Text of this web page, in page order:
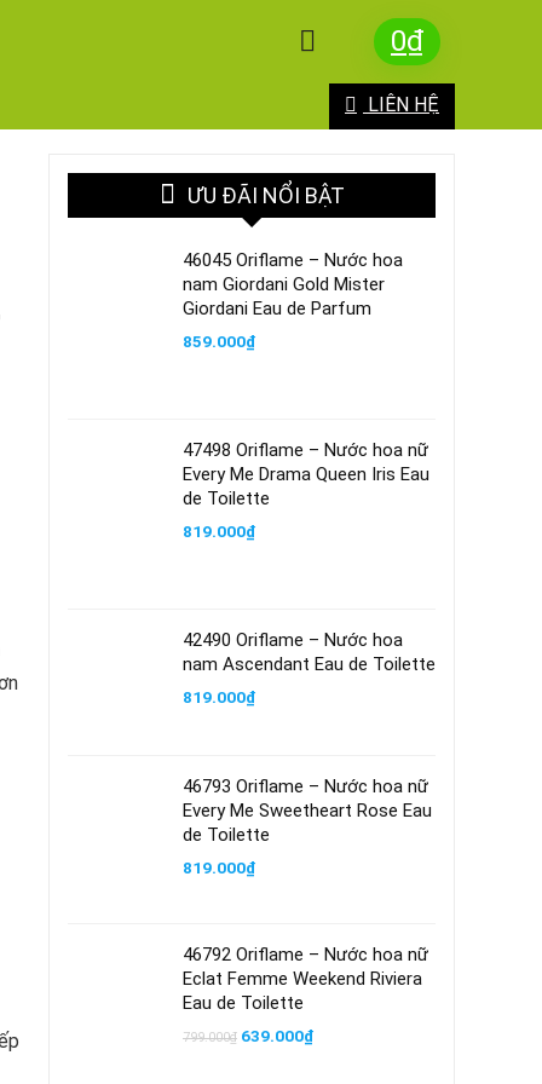
0₫
LIÊN HỆ
ƯU ĐÃI NỔI BẬT
46045 Oriflame – Nước hoa
nam Giordani Gold Mister
Giordani Eau de Parfum
859.000₫
47498 Oriflame – Nước hoa nữ
Every Me Drama Queen Iris Eau
de Toilette
819.000₫
42490 Oriflame – Nước hoa
nam Ascendant Eau de Toilette
819.000₫
46793 Oriflame – Nước hoa nữ
Every Me Sweetheart Rose Eau
de Toilette
819.000₫
46792 Oriflame – Nước hoa nữ
Eclat Femme Weekend Riviera
Eau de Toilette
799.000₫ Giá
639.000₫Giá